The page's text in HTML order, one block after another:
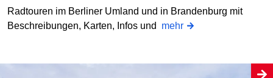
Radtouren im Berliner Umland und in Brandenburg mit
Beschreibungen, Karten, Infos und mehr